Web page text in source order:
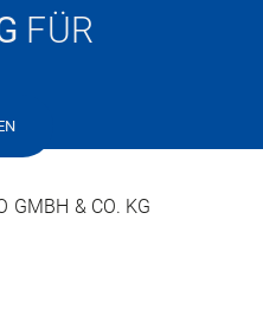
FÜR
GMBH & CO. KG